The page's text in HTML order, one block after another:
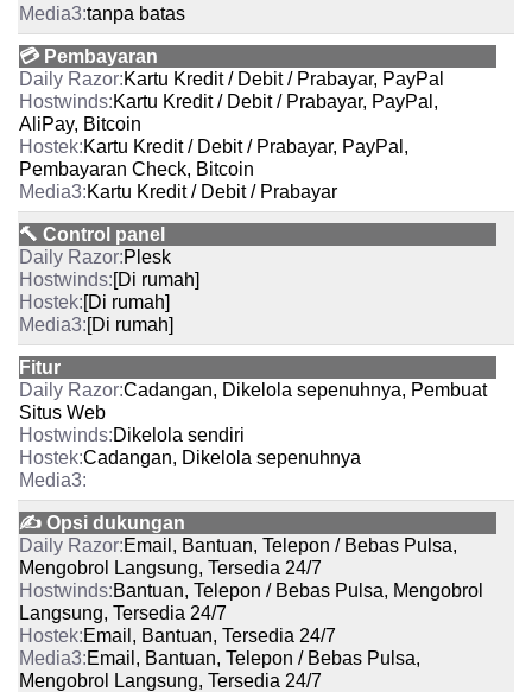
tanpa batas
💳 Pembayaran
Kartu Kredit / Debit / Prabayar, PayPal
Kartu Kredit / Debit / Prabayar, PayPal,
AliPay, Bitcoin
Kartu Kredit / Debit / Prabayar, PayPal,
Pembayaran Check, Bitcoin
Kartu Kredit / Debit / Prabayar
🔨 Control panel
Plesk
[Di rumah]
[Di rumah]
[Di rumah]
Fitur
Cadangan, Dikelola sepenuhnya, Pembuat
Situs Web
Dikelola sendiri
Cadangan, Dikelola sepenuhnya
✍️ Opsi dukungan
Email, Bantuan, Telepon / Bebas Pulsa,
Mengobrol Langsung, Tersedia 24/7
Bantuan, Telepon / Bebas Pulsa, Mengobrol
Langsung, Tersedia 24/7
Email, Bantuan, Tersedia 24/7
Email, Bantuan, Telepon / Bebas Pulsa,
Mengobrol Langsung, Tersedia 24/7